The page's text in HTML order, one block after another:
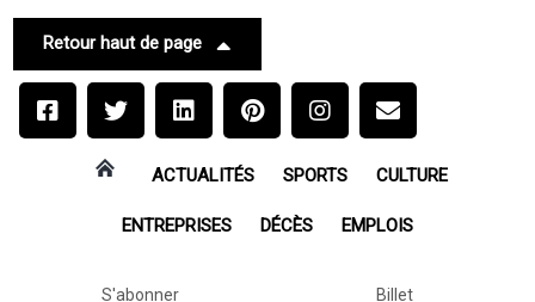
Retour haut de page
ACTUALITÉS SPORTS CULTURE
ENTREPRISES DÉCÈS EMPLOIS
S'abonner
Billet